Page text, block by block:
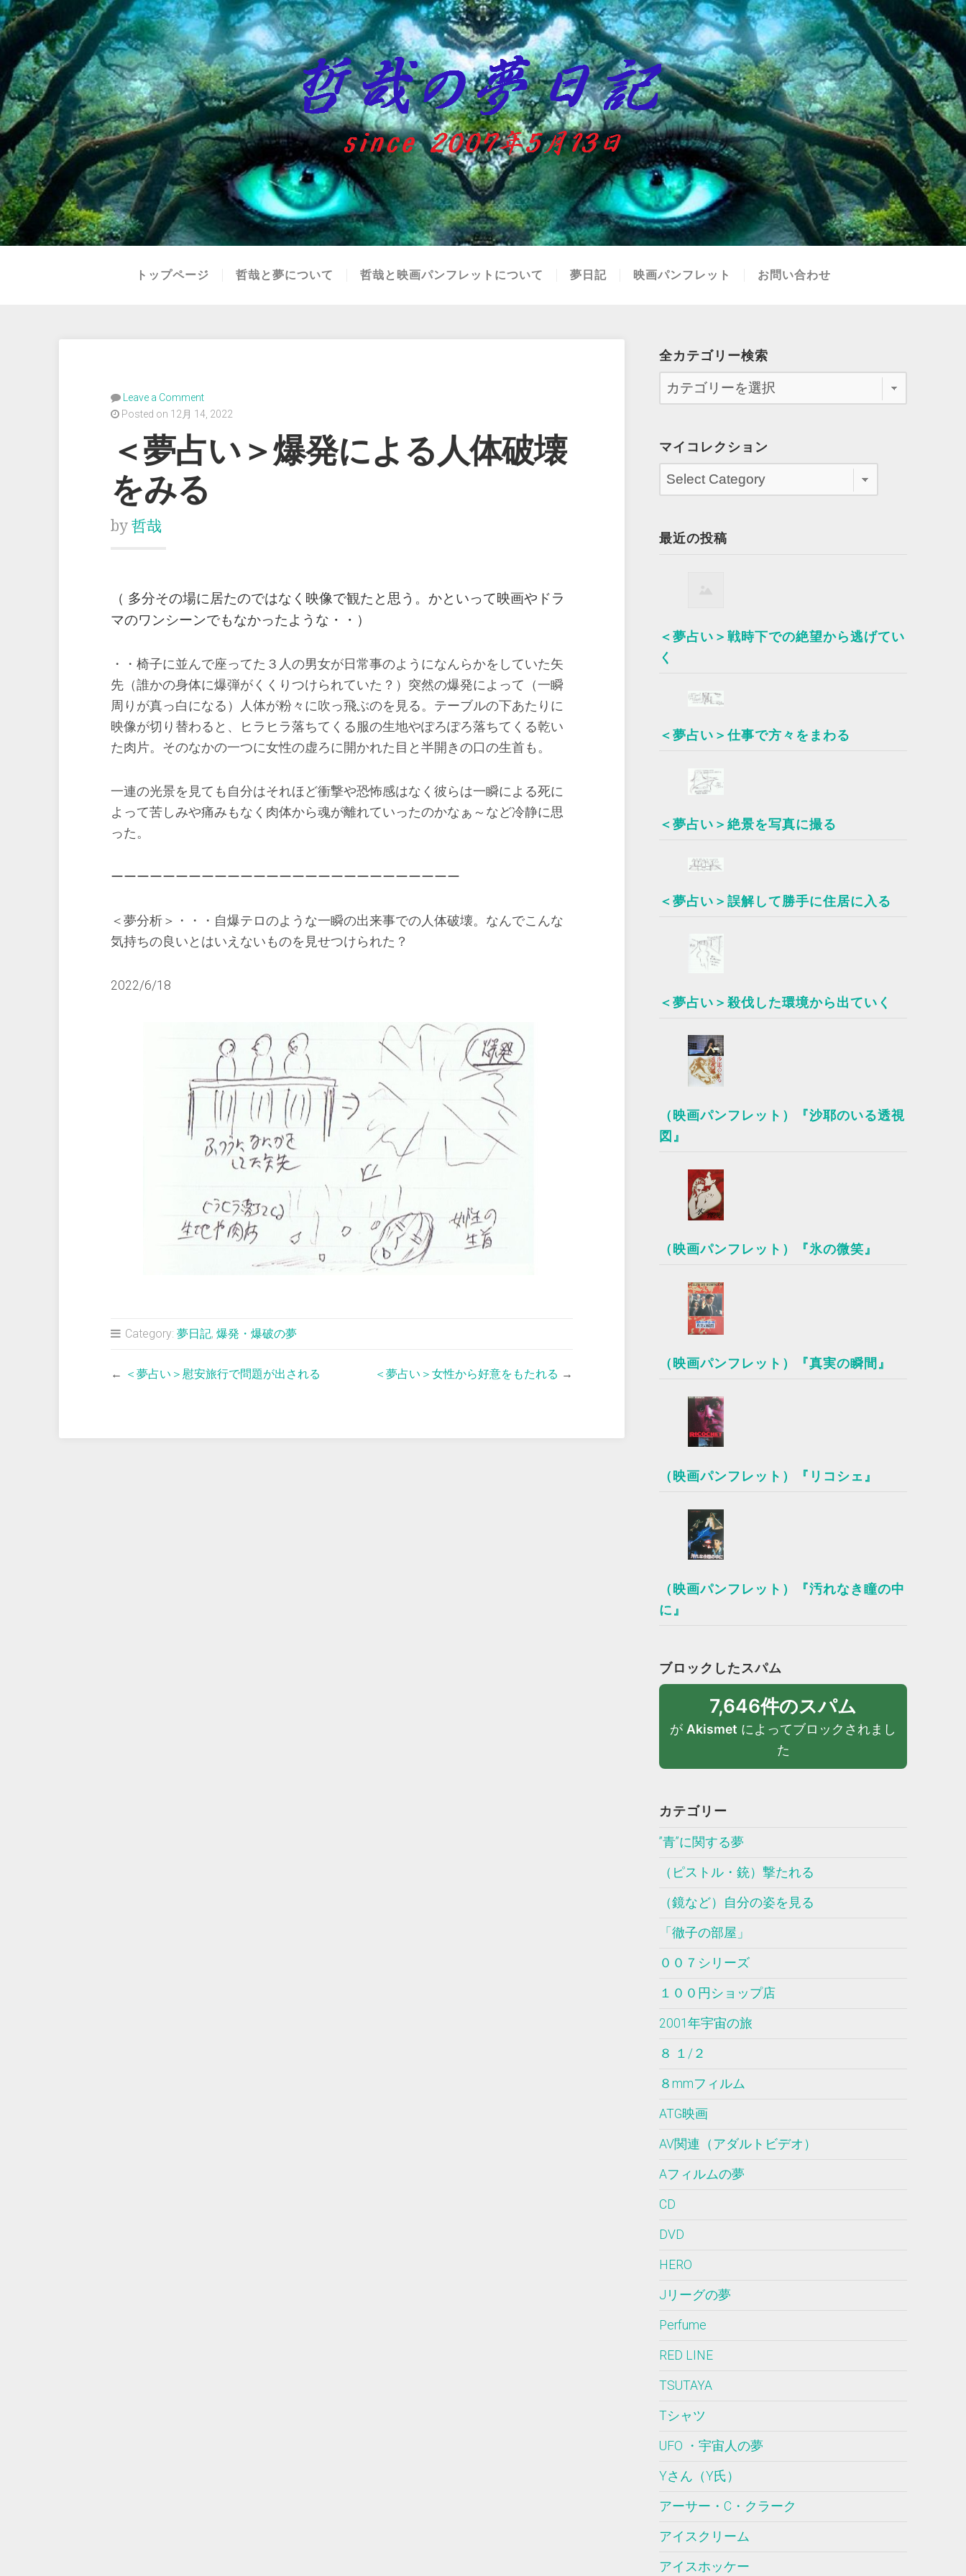
トップページ 哲哉と夢について 哲哉と映画パンフレットについて 夢日記 映画パンフレット お問い合わせ
Leave a Comment
Posted on 12月 14, 2022
＜夢占い＞爆発による人体破壊
をみる
by 哲哉
（ 多分その場に居たのではなく映像で観たと思う。かといって映画やドラ
マのワンシーンでもなかったような・・）
・・椅子に並んで座ってた３人の男女が日常事のようになんらかをしていた矢
先（誰かの身体に爆弾がくくりつけられていた？）突然の爆発によって（一瞬
周りが真っ白になる）人体が粉々に吹っ飛ぶのを見る。テーブルの下あたりに
映像が切り替わると、ヒラヒラ落ちてくる服の生地やぽろぽろ落ちてくる乾い
た肉片。そのなかの一つに女性の虚ろに開かれた目と半開きの口の生首も。
一連の光景を見ても自分はそれほど衝撃や恐怖感はなく彼らは一瞬による死に
よって苦しみや痛みもなく肉体から魂が離れていったのかなぁ～など冷静に思
った。
ーーーーーーーーーーーーーーーーーーーーーーーーーーー
＜夢分析＞・・・自爆テロのような一瞬の出来事での人体破壊。なんでこんな
気持ちの良いとはいえないものを見せつけられた？
2022/6/18
Category: 夢日記, 爆発・爆破の夢
← ＜夢占い＞慰安旅行で問題が出される ＜夢占い＞女性から好意をもたれる →
全カテゴリー検索
マイコレクション
最近の投稿
＜夢占い＞戦時下での絶望から逃げてい
く
＜夢占い＞仕事で方々をまわる
＜夢占い＞絶景を写真に撮る
＜夢占い＞誤解して勝手に住居に入る
＜夢占い＞殺伐した環境から出ていく
（映画パンフレット）『沙耶のいる透視
図』
（映画パンフレット）『氷の微笑』
（映画パンフレット）『真実の瞬間』
（映画パンフレット）『リコシェ』
（映画パンフレット）『汚れなき瞳の中
に』
ブロックしたスパム
7,646件のスパム
が Akismet によってブロックされまし
た
カテゴリー
”青”に関する夢
（ピストル・銃）撃たれる
（鏡など）自分の姿を見る
「徹子の部屋」
００７シリーズ
１００円ショップ店
2001年宇宙の旅
８ １/２
８mmフィルム
ATG映画
AV関連（アダルトビデオ）
Aフィルムの夢
CD
DVD
HERO
Jリーグの夢
Perfume
RED LINE
TSUTAYA
Tシャツ
UFO ・宇宙人の夢
Yさん（Y氏）
アーサー・C・クラーク
アイスクリーム
アイスホッケー